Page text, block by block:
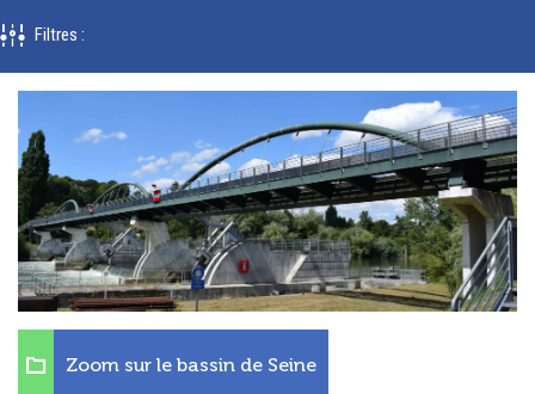
Filtres :
Zoom sur le bassin de Seine